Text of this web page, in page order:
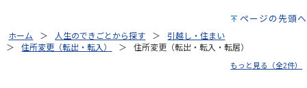
ページの先頭へ
ホーム 人生のできごとから探す
引越し・住まい
住所変更（転出・転入）
住所変更（転出・転入・転居）
もっと見る（全2件）